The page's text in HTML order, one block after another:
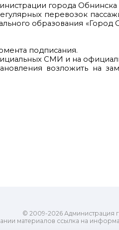
города
перевозок
образования «Город
подписания.
СМИ и на
возложить на
© 2009-2026 Администрация
материалов ссылка на